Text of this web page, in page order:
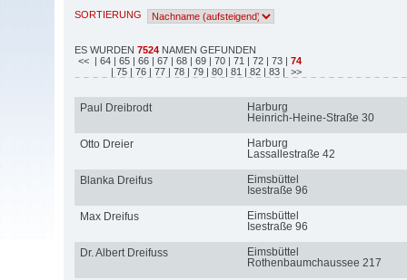
SORTIERUNG
ES WURDEN 7524 NAMEN GEFUNDEN
<< | 64 | 65 | 66 | 67 | 68 | 69 | 70 | 71 | 72 | 73 | 74
| 75 | 76 | 77 | 78 | 79 | 80 | 81 | 82 | 83 | >>
Paul Dreibrodt
Harburg
Heinrich-Heine-Straße 30
Otto Dreier
Harburg
Lassallestraße 42
Blanka Dreifus
Eimsbüttel
Isestraße 96
Max Dreifus
Eimsbüttel
Isestraße 96
Dr. Albert Dreifuss
Eimsbüttel
Rothenbaumchaussee 217